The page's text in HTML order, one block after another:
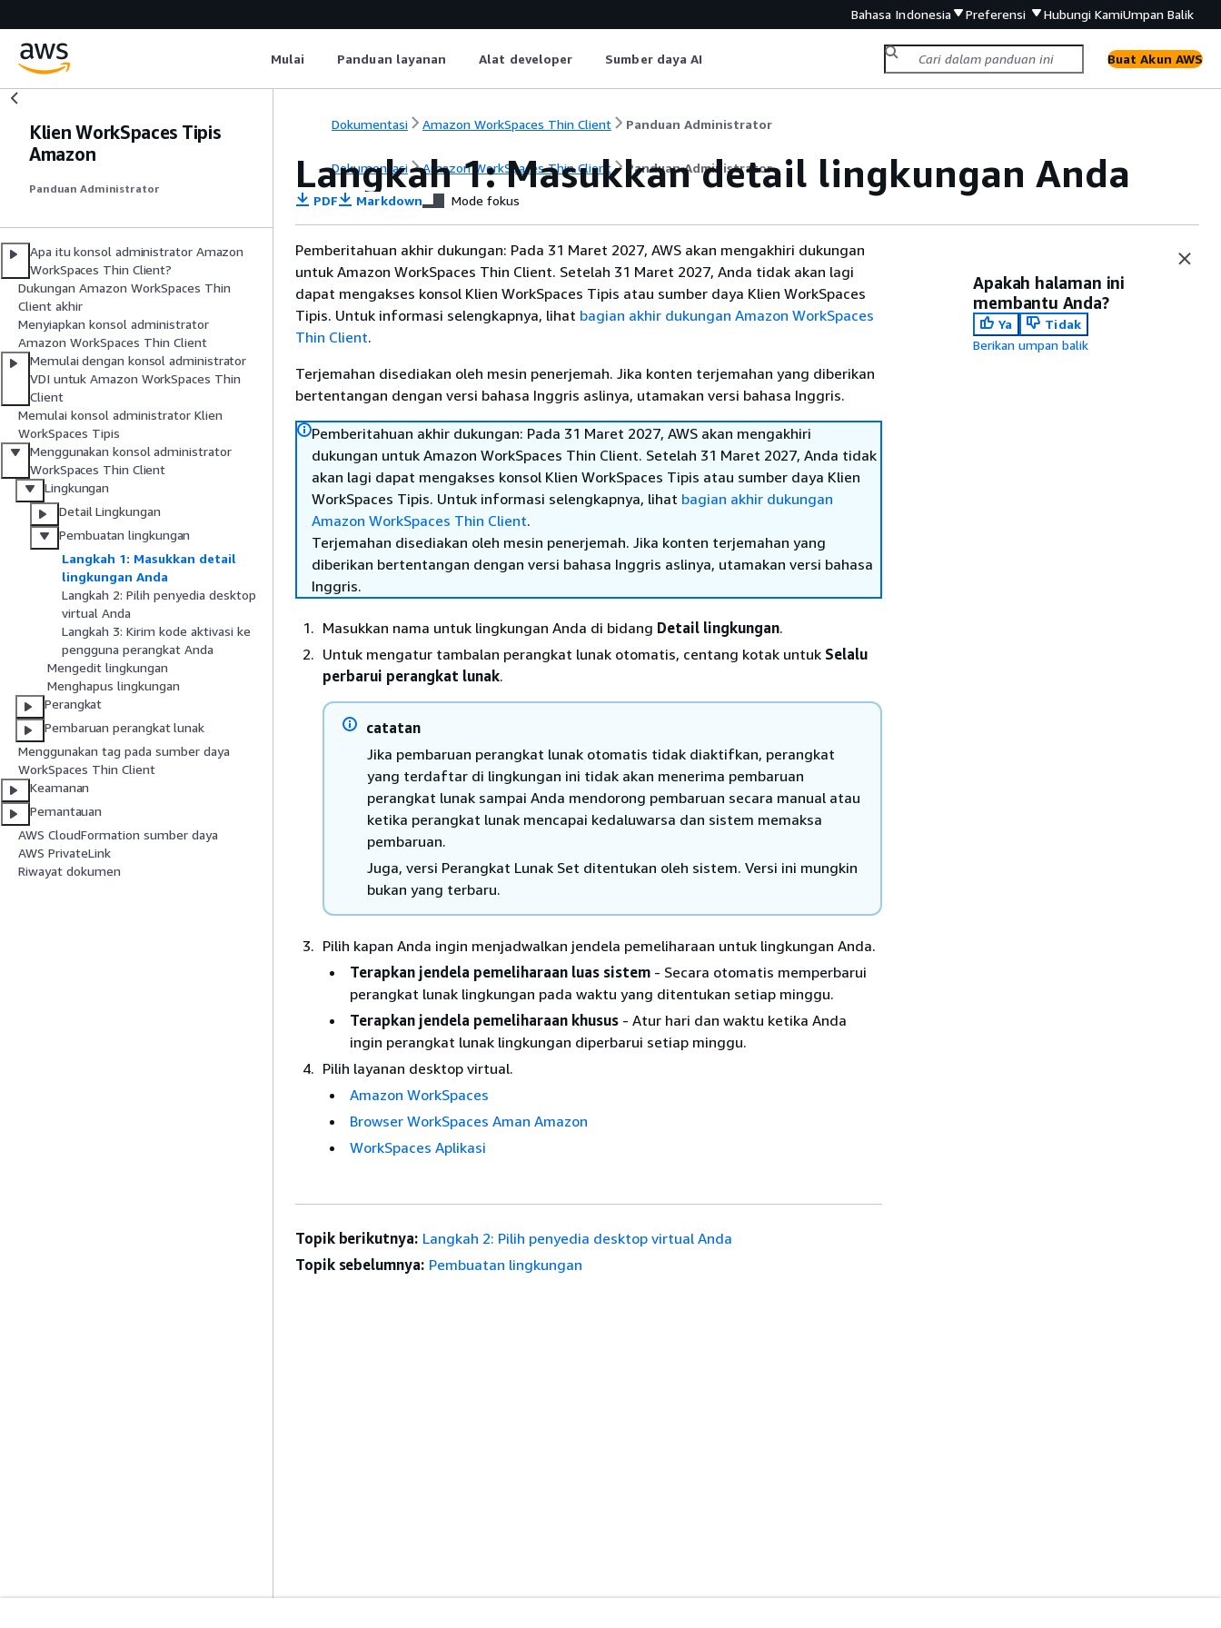
Bahasa Indonesia Preferensi Hubungi KamiUmpan Balik
Mulai Panduan layanan Alat developer Sumber daya AI Buat Akun AWS
Klien WorkSpaces Tipis
Amazon
Panduan Administrator
Apa itu konsol administrator Amazon
WorkSpaces Thin Client?
Dukungan Amazon WorkSpaces Thin
Client akhir
Menyiapkan konsol administrator
Amazon WorkSpaces Thin Client
Memulai dengan konsol administrator
VDI untuk Amazon WorkSpaces Thin
Client
Memulai konsol administrator Klien
WorkSpaces Tipis
Menggunakan konsol administrator
WorkSpaces Thin Client
Lingkungan
Detail Lingkungan
Pembuatan lingkungan
Langkah 1: Masukkan detail
lingkungan Anda
Langkah 2: Pilih penyedia desktop
virtual Anda
Langkah 3: Kirim kode aktivasi ke
pengguna perangkat Anda
Mengedit lingkungan
Menghapus lingkungan
Perangkat
Pembaruan perangkat lunak
Menggunakan tag pada sumber daya
WorkSpaces Thin Client
Keamanan
Pemantauan
AWS CloudFormation sumber daya
AWS PrivateLink
Riwayat dokumen
Dokumentasi Amazon WorkSpaces Thin Client Panduan Administrator
Dokumentasi Amazon WorkSpaces Thin Client Panduan Administrator
Langkah 1: Masukkan detail lingkungan Anda
PDF Markdown Mode fokus
Pemberitahuan akhir dukungan: Pada 31 Maret 2027, AWS akan mengakhiri dukungan
untuk Amazon WorkSpaces Thin Client. Setelah 31 Maret 2027, Anda tidak akan lagi
dapat mengakses konsol Klien WorkSpaces Tipis atau sumber daya Klien WorkSpaces
Tipis. Untuk informasi selengkapnya, lihat bagian akhir dukungan Amazon WorkSpaces
Thin Client.
Terjemahan disediakan oleh mesin penerjemah. Jika konten terjemahan yang diberikan
bertentangan dengan versi bahasa Inggris aslinya, utamakan versi bahasa Inggris.
Pemberitahuan akhir dukungan: Pada 31 Maret 2027, AWS akan mengakhiri
dukungan untuk Amazon WorkSpaces Thin Client. Setelah 31 Maret 2027, Anda tidak
akan lagi dapat mengakses konsol Klien WorkSpaces Tipis atau sumber daya Klien
WorkSpaces Tipis. Untuk informasi selengkapnya, lihat bagian akhir dukungan
Amazon WorkSpaces Thin Client.
Terjemahan disediakan oleh mesin penerjemah. Jika konten terjemahan yang
diberikan bertentangan dengan versi bahasa Inggris aslinya, utamakan versi bahasa
Inggris.
Masukkan nama untuk lingkungan Anda di bidang Detail lingkungan.
Untuk mengatur tambalan perangkat lunak otomatis, centang kotak untuk Selalu
perbarui perangkat lunak.
catatan
Jika pembaruan perangkat lunak otomatis tidak diaktifkan, perangkat
yang terdaftar di lingkungan ini tidak akan menerima pembaruan
perangkat lunak sampai Anda mendorong pembaruan secara manual atau
ketika perangkat lunak mencapai kedaluwarsa dan sistem memaksa
pembaruan.
Juga, versi Perangkat Lunak Set ditentukan oleh sistem. Versi ini mungkin
bukan yang terbaru.
Pilih kapan Anda ingin menjadwalkan jendela pemeliharaan untuk lingkungan Anda.
Terapkan jendela pemeliharaan luas sistem - Secara otomatis memperbarui
perangkat lunak lingkungan pada waktu yang ditentukan setiap minggu.
Terapkan jendela pemeliharaan khusus - Atur hari dan waktu ketika Anda
ingin perangkat lunak lingkungan diperbarui setiap minggu.
Pilih layanan desktop virtual.
Amazon WorkSpaces
Browser WorkSpaces Aman Amazon
WorkSpaces Aplikasi
Apakah halaman ini
membantu Anda?
Ya
Tidak
Berikan umpan balik
Topik berikutnya: Langkah 2: Pilih penyedia desktop virtual Anda
Topik sebelumnya: Pembuatan lingkungan